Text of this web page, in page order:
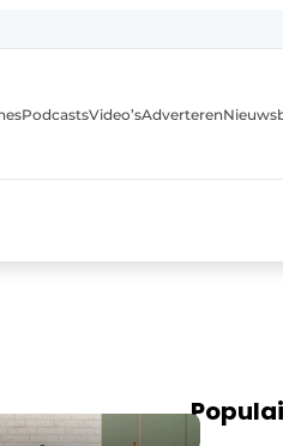
PodcastsVideo’sAdverteren